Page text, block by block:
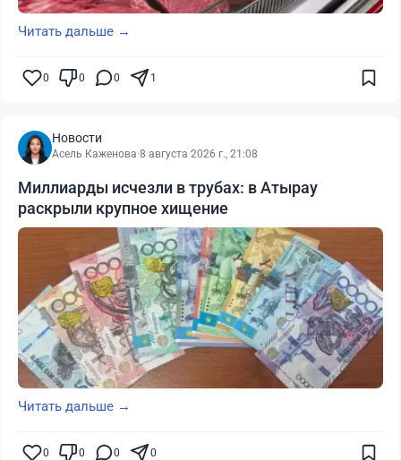
Читать дальше →
0 0 0 1
Новости
Асель Каженова·8 августа 2026 г., 21:08
Миллиарды исчезли в трубах: в Атырау
раскрыли крупное хищение
Читать дальше →
0 0 0 0